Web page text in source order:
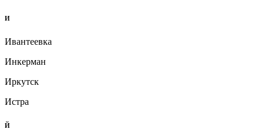
И
Ивантеевка
Инкерман
Иркутск
Истра
Й